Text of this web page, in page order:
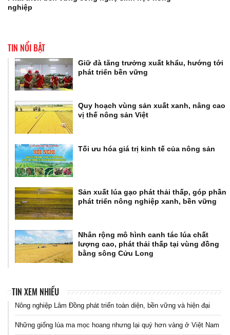
nghiệp
TIN NỔI BẬT
Giữ đà tăng trưởng xuất khẩu, hướng tới
phát triển bền vững
Quy hoạch vùng sản xuất xanh, nâng cao
vị thế nông sản Việt
Tối ưu hóa giá trị kinh tế của nông sản
Sản xuất lúa gạo phát thải thấp, góp phần
phát triển nông nghiệp xanh, bền vững
Nhân rộng mô hình canh tác lúa chất
lượng cao, phát thải thấp tại vùng đồng
bằng sông Cửu Long
TIN XEM NHIỀU
Nông nghiệp Lâm Đồng phát triển toàn diện, bền vững và hiện đại
Những giống lúa ma mọc hoang nhưng lại quý hơn vàng ở Việt Nam